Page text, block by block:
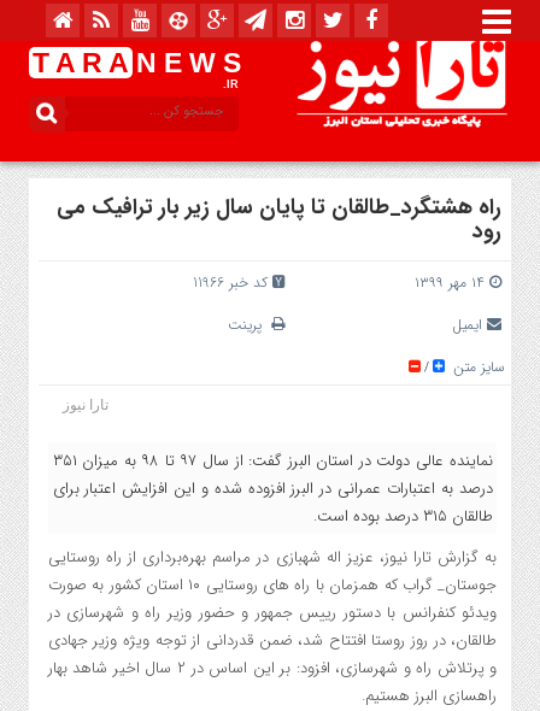
T A R A N E W S
.IR
راه هشتگرد_طالقان تا پایان سال زیر بار ترافیک می
رود
۱۴ مهر ۱۳۹۹
کد خبر 11966
ایمیل
پرینت
سایز متن
/
تارا نیوز
نماینده عالی دولت در استان البرز گفت: از سال ۹۷ تا ۹۸ به میزان ۳۵۱
درصد به اعتبارات عمرانی در البرز افزوده شده و این افزایش اعتبار برای
طالقان ۳۱۵ درصد بوده است.
به گزارش تارا نیوز، عزیز اله شهبازی در مراسم بهره‌برداری از راه روستایی
جوستان_ گراب که همزمان با راه های روستایی ۱۰ استان کشور به صورت
ویدئو کنفرانس با دستور رییس جمهور و حضور وزیر راه و شهرسازی در
طالقان، در روز روستا افتتاح شد، ضمن قدردانی از توجه ویژه وزیر جهادی
و پرتلاش راه و شهرسازی، افزود: بر این اساس در ۲ سال اخیر شاهد بهار
راهسازی البرز هستیم.